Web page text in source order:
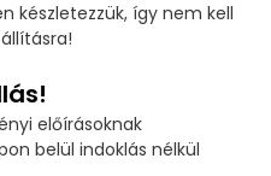
készletezzük, így nem kell
előírásoknak
belül indoklás nélkül